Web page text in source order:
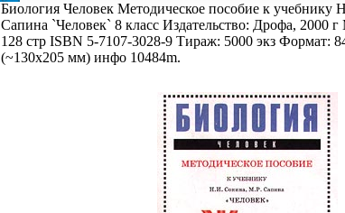
Биология Человек Методическое пособие к
Сапина `Человек` 8 класс Издательство: Дрофа, 2000
128 стр ISBN 5-7107-3028-9 Тираж: 5000 экз Формат:
(~130х205 мм) инфо 10484m.